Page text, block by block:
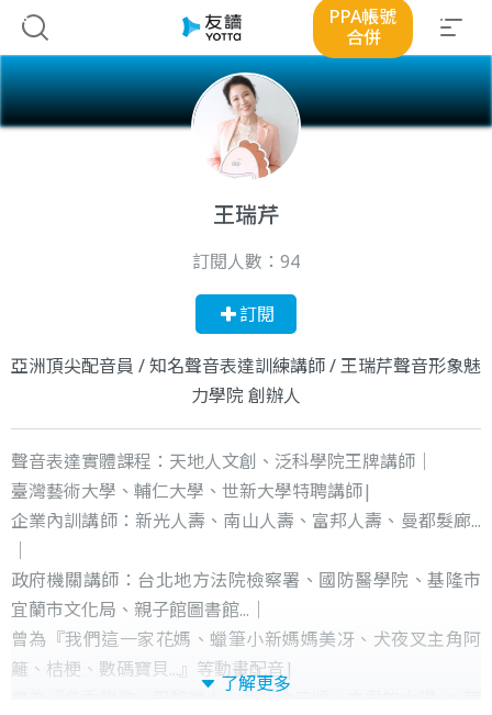
PPA帳號
合併
王瑞芹
訂閱人數： 94
訂閱
亞洲頂尖配音員 / 知名聲音表達訓練講師 / 王瑞芹聲音形象魅
力學院 創辦人
聲音表達實體課程：天地人文創、泛科學院王牌講師｜
臺灣藝術大學、輔仁大學、世新大學特聘講師|
企業內訓講師：新光人壽、南山人壽、富邦人壽、曼都髮廊...
政府機關講師：台北地方法院檢察署、國防醫學院、基隆市
宜蘭市文化局、親子館圖書館...｜
曾為『我們這一家花媽、蠟筆小新媽媽美冴、犬夜叉主角阿
籬、桔梗、數碼寶貝...』等動畫配音|
曾為『冬季戀歌、巴黎戀人、我叫金三順、主君的太陽...』等
了解更多